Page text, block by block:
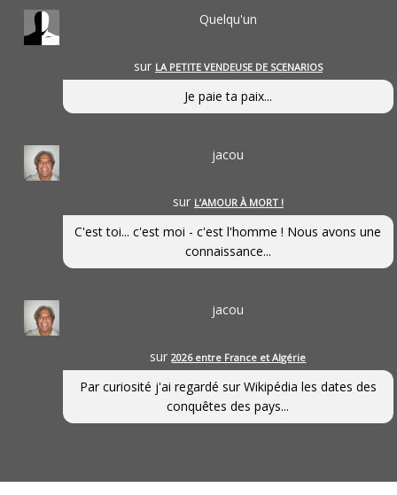
Quelqu'un
sur LA PETITE VENDEUSE DE SCENARIOS
Je paie ta paix...
jacou
sur L’AMOUR À MORT !
C'est toi... c'est moi - c'est l'homme ! Nous avons une
connaissance...
jacou
sur2026 entre France et Algérie
Par curiosité j'ai regardé sur Wikipédia les dates des
conquêtes des pays...